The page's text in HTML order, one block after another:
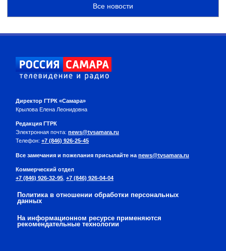
Все новости
Директор ГТРК «Самара»
Крылова Елена Леонидовна
Редакция ГТРК
Электронная почта: news@tvsamara.ru
Телефон: +7 (846) 926-25-45
Все замечания и пожелания присылайте на news@tvsamara.ru
Коммерческий отдел
+7 (846) 926-32-95 +7 (846) 926-04-04
Политика в отношении обработки персональных
данных
На информационном ресурсе применяются
рекомендательные технологии